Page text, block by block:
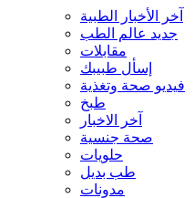
آخر الأخبار الطبية
جديد عالم الطب
مقابلات
إسأل طبيبك
فيديو صحة وتغذية
طبخ
آخر الاخبار
صحة جنسية
حلويات
طب بديل
مدونات